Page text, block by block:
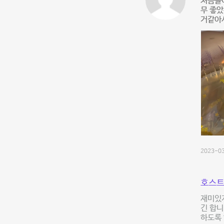
무 좋
거같
2023-
호스
재미있
긴 합
하도